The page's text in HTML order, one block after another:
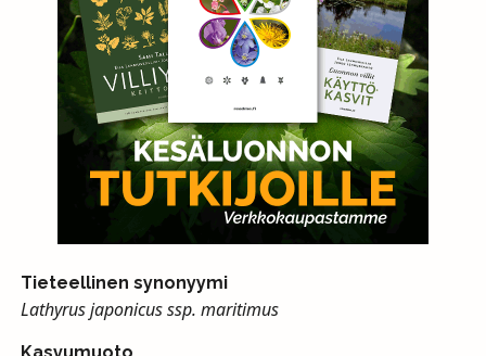
Tieteellinen synonyymi
Lathyrus japonicus ssp. maritimus
Kasvumuoto